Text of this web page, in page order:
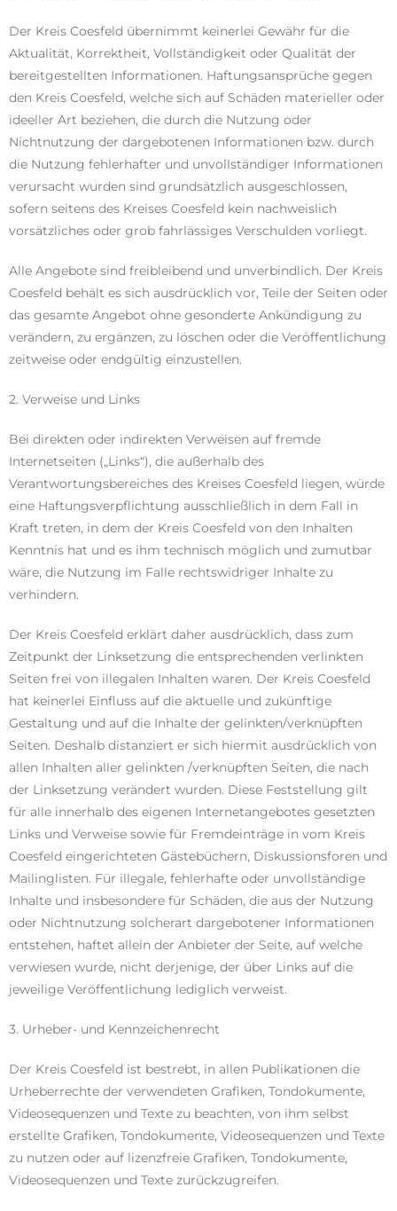
Der Kreis Coesfeld übernimmt keinerlei Gewähr für die
Aktualität, Korrektheit, Vollständigkeit oder Qualität der
bereitgestellten Informationen. Haftungsansprüche gegen
den Kreis Coesfeld, welche sich auf Schäden materieller oder
ideeller Art beziehen, die durch die Nutzung oder
Nichtnutzung der dargebotenen Informationen bzw. durch
die Nutzung fehlerhafter und unvollständiger Informationen
verursacht wurden sind grundsätzlich ausgeschlossen,
sofern seitens des Kreises Coesfeld kein nachweislich
vorsätzliches oder grob fahrlässiges Verschulden vorliegt.
Alle Angebote sind freibleibend und unverbindlich. Der Kreis
Coesfeld behält es sich ausdrücklich vor, Teile der Seiten oder
das gesamte Angebot ohne gesonderte Ankündigung zu
verändern, zu ergänzen, zu löschen oder die Veröffentlichung
zeitweise oder endgültig einzustellen.
2. Verweise und Links
Bei direkten oder indirekten Verweisen auf fremde
Internetseiten („Links“), die außerhalb des
Verantwortungsbereiches des Kreises Coesfeld liegen, würde
eine Haftungsverpflichtung ausschließlich in dem Fall in
Kraft treten, in dem der Kreis Coesfeld von den Inhalten
Kenntnis hat und es ihm technisch möglich und zumutbar
wäre, die Nutzung im Falle rechtswidriger Inhalte zu
verhindern.
Der Kreis Coesfeld erklärt daher ausdrücklich, dass zum
Zeitpunkt der Linksetzung die entsprechenden verlinkten
Seiten frei von illegalen Inhalten waren. Der Kreis Coesfeld
hat keinerlei Einfluss auf die aktuelle und zukünftige
Gestaltung und auf die Inhalte der gelinkten/verknüpften
Seiten. Deshalb distanziert er sich hiermit ausdrücklich von
allen Inhalten aller gelinkten /verknüpften Seiten, die nach
der Linksetzung verändert wurden. Diese Feststellung gilt
für alle innerhalb des eigenen Internetangebotes gesetzten
Links und Verweise sowie für Fremdeinträge in vom Kreis
Coesfeld eingerichteten Gästebüchern, Diskussionsforen und
Mailinglisten. Für illegale, fehlerhafte oder unvollständige
Inhalte und insbesondere für Schäden, die aus der Nutzung
oder Nichtnutzung solcherart dargebotener Informationen
entstehen, haftet allein der Anbieter der Seite, auf welche
verwiesen wurde, nicht derjenige, der über Links auf die
jeweilige Veröffentlichung lediglich verweist.
3. Urheber- und Kennzeichenrecht
Der Kreis Coesfeld ist bestrebt, in allen Publikationen die
Urheberrechte der verwendeten Grafiken, Tondokumente,
Videosequenzen und Texte zu beachten, von ihm selbst
erstellte Grafiken, Tondokumente, Videosequenzen und Texte
zu nutzen oder auf lizenzfreie Grafiken, Tondokumente,
Videosequenzen und Texte zurückzugreifen.